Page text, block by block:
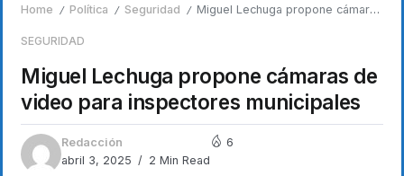
Home / Política / Seguridad / Miguel Lechuga propone cámaras de video para inspectores municipales
SEGURIDAD
Miguel Lechuga propone cámaras de
video para inspectores municipales
Redacción
abril 3, 2025
2 Min Read
6